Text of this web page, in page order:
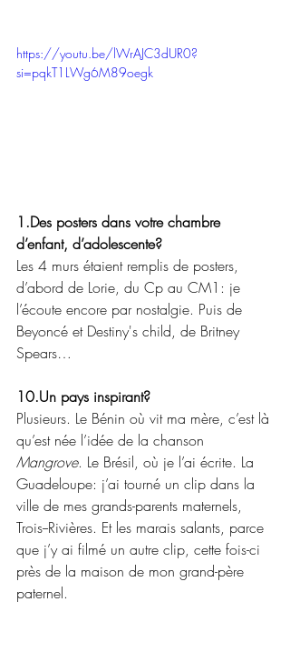
https://youtu.be/lWrAJC3dUR0?
si=pqkT1LWg6M89oegk
1.Des posters dans votre chambre
d’enfant, d’adolescente?
Les 4 murs étaient remplis de posters,
d’abord de Lorie, du Cp au CM1: je
l’écoute encore par nostalgie. Puis de
Beyoncé et Destiny's child, de Britney
Spears…
10.Un pays inspirant?
Plusieurs. Le Bénin où vit ma mère, c’est là
qu’est née l’idée de la chanson
Mangrove. Le Brésil, où je l’ai écrite. La
Guadeloupe: j’ai tourné un clip dans la
ville de mes grands-parents maternels,
Trois--Rivières. Et les marais salants, parce
que j’y ai filmé un autre clip, cette fois-ci
près de la maison de mon grand-père
paternel.